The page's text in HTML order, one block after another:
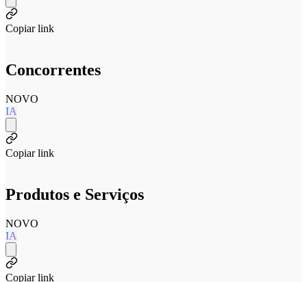
Copiar link
Concorrentes
NOVO
IA
Copiar link
Produtos e Serviços
NOVO
IA
Copiar link